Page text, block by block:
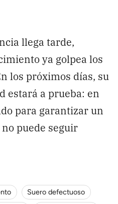
llega tarde,
ya golpea los
los próximos días, su
estará a prueba: en
para garantizar un
puede seguir
Suero defectuoso